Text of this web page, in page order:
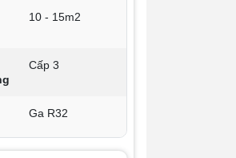
10 - 15m2
Cấp 3
Ga R32